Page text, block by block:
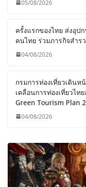
05/08/2026
ครั้งแรกของไทย ส่งอุป
คนไทย ร่วมภารกิจสำร
04/08/2026
กรมการท่องเที่ยวเดินห
เคลื่อนการท่องเที่ยวไ
Green Tourism Plan
04/08/2026